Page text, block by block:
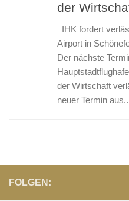
der
IHK fordert
Airport in
Der nächste
der Wirtschaft
neuer Termin
FOLGEN: